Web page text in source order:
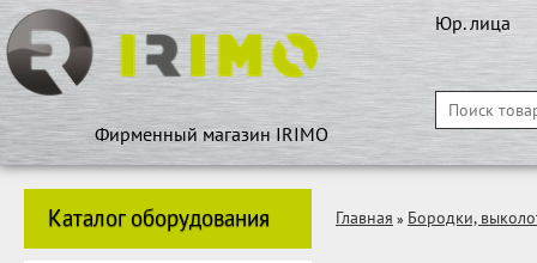
Фирменный магазин IRIMO
Юр. лица
Каталог оборудования Главная » Бородки,